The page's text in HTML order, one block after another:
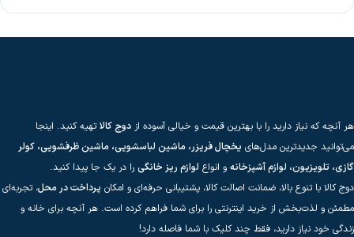
هر آنچه که نیاز دارید را با بهترین قیمت و خیالی آسوده از دوج کالاتهیه کنید. اینجا
می‌توانید جدیدترین مدل‌های یخچال فریزر، ماشین لباسشویی، ماشین ظرفشویی، کولر
گازی، تلویزیون، لوازم آشپزخانه و انواع لوازم ریز خانگی را در یک جا پیدا کنید.
دوج کالا با تنوع بالا، ضمانت اصالت کالا، پشتیبانی حرفه‌ای و امکان پرداخت در محل، تجربه‌ای
مطمئن و لذت‌بخش از خرید اینترنتی را برای شما فراهم کرده است. هر آنچه برای خانه و
زندگی خود نیاز دارید، فقط چند کلیک با شما فاصله دارد!